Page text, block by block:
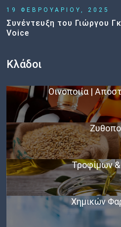
Συνέντευξη του Γιώργου
Voice
19 ΦΕΒΡΟΥΑΡΙΟΥ, 2025
Κλάδοι
Οινοποιία |
Τροφίμων
Χημικών